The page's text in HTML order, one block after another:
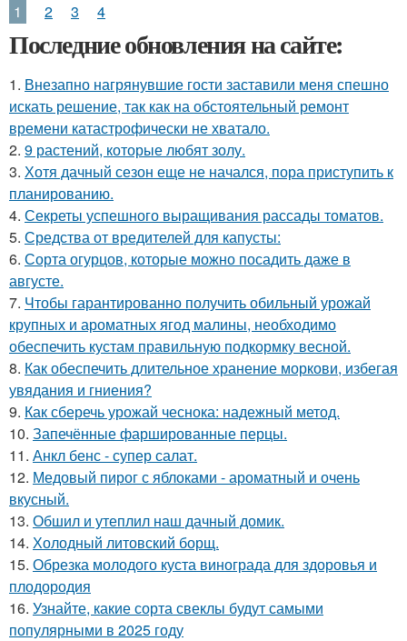
1 2 3 4
Последние обновления на сайте:
1. Внезапно нагрянувшие гости заставили меня спешно
искать решение, так как на обстоятельный ремонт
времени катастрофически не хватало.
2. 9 растений, которые любят золу.
3. Хотя дачный сезон еще не начался, пора приступить к
планированию.
4. Секреты успешного выращивания рассады томатов.
5. Средства от вредителей для капусты:
6. Сорта огурцов, которые можно посадить даже в
августе.
7. Чтобы гарантированно получить обильный урожай
крупных и ароматных ягод малины, необходимо
обеспечить кустам правильную подкормку весной.
8. Как обеспечить длительное хранение моркови, избегая
увядания и гниения?
9. Как сберечь урожай чеснока: надежный метод.
10. Запечённые фаршированные перцы.
11. Анкл бенс - супер салат.
12. Медовый пирог с яблоками - ароматный и очень
вкусный.
13. Обшил и утеплил наш дачный домик.
14. Холодный литовский борщ.
15. Обрезка молодого куста винограда для здоровья и
плодородия
16. Узнайте, какие сорта свеклы будут самыми
популярными в 2025 году